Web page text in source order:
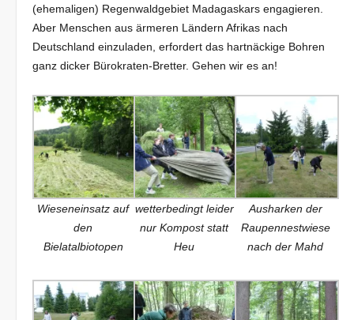
(ehemaligen) Regenwaldgebiet Madagaskars engagieren.
Aber Menschen aus ärmeren Ländern Afrikas nach
Deutschland einzuladen, erfordert das hartnäckige Bohren
ganz dicker Bürokraten-Bretter. Gehen wir es an!
Wieseneinsatz auf
den
Bielatalbiotopen
wetterbedingt leider
nur Kompost statt
Heu
Ausharken der
Raupennestwiese
nach der Mahd